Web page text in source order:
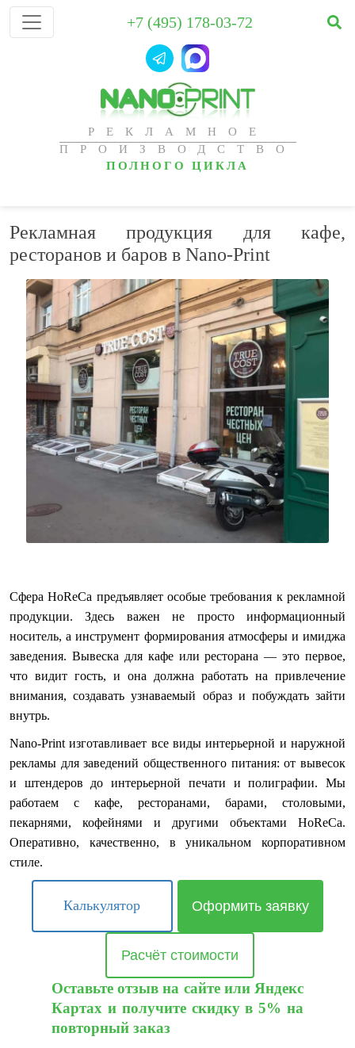
РЕКЛАМНОЕ
ПРОИЗВОДСТВО
ПОЛНОГО ЦИКЛА
+7 (495) 178-03-72
Рекламная продукция для кафе,
ресторанов и баров в Nano-Print
Сфера HoReCa предъявляет особые требования к рекламной
продукции. Здесь важен не просто информационный
носитель, а инструмент формирования атмосферы и имиджа
заведения. Вывеска для кафе или ресторана — это первое,
что видит гость, и она должна работать на привлечение
внимания, создавать узнаваемый образ и побуждать зайти
внутрь.
Nano-Print изготавливает все виды интерьерной и наружной
рекламы для заведений общественного питания: от вывесок
и штендеров до интерьерной печати и полиграфии. Мы
работаем с кафе, ресторанами, барами, столовыми,
пекарнями, кофейнями и другими объектами HoReCa.
Оперативно, качественно, в уникальном корпоративном
стиле.
Калькулятор Оформить заявку
Расчёт стоимости
Оставьте отзыв на сайте или Яндекс
Картах и получите скидку в 5% на
повторный заказ